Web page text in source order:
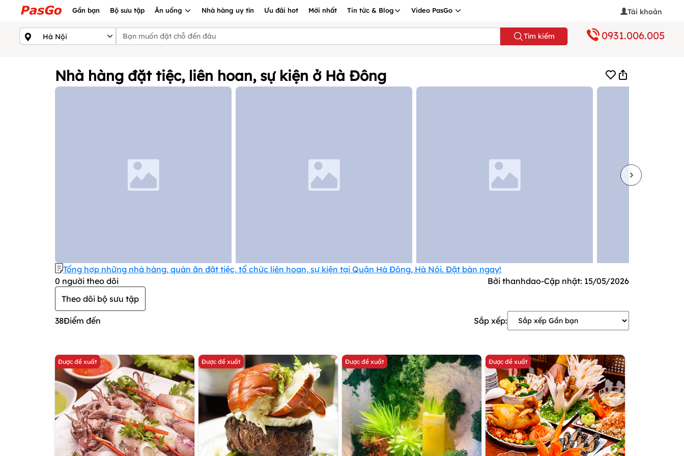
Gần bạn Bộ sưu tập Ăn uống Nhà hàng uy tín Ưu đãi hot Mới nhất Tin tức & Blog Video PasGo Tài khoản
Tìm kiếm 0931.006.005
Nhà hàng đặt tiệc, liên hoan, sự kiện ở Hà Đông
Tổng hợp những nhà hàng, quán ăn đặt tiệc, tổ chức liên hoan, sự kiện tại Quận Hà Đông, Hà Nôi. Đặt bàn ngay!
0 người theo dõi Bởi thanhdao-Cập nhật: 15/05/2026
Theo dõi bộ sưu tập
38Điểm đến Sắp xếp:
Được đề xuất Được đề xuất Được đề xuất Được đề xuất